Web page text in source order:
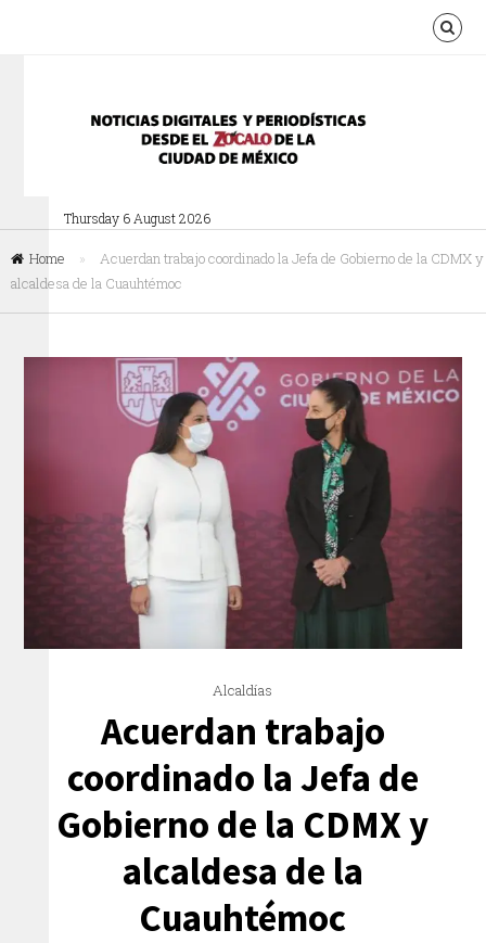
Thursday 6 August 2026
Home »
Acuerdan trabajo coordinado la Jefa de Gobierno de la CDMX y
alcaldesa de la Cuauhtémoc
Alcaldías
Acuerdan trabajo
coordinado la Jefa de
Gobierno de la CDMX y
alcaldesa de la
Cuauhtémoc